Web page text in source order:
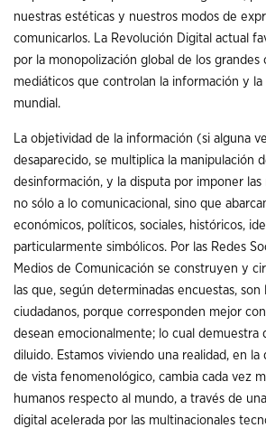
nuestras estéticas y nuestros modos de
comunicarlos. La Revolución Digital actual
por la monopolización global de los grandes
mediáticos que controlan la información y la
mundial.
La objetividad de la información (si alguna
desaparecido, se multiplica la manipulación
desinformación, y la disputa por imponer las
no sólo a lo comunicacional, sino que
económicos, políticos, sociales, históricos,
particularmente simbólicos. Por las Redes
Medios de Comunicación se construyen y
las que, según determinadas encuestas,
ciudadanos, porque corresponden mejor
desean emocionalmente; lo cual demuestra
diluido. Estamos viviendo una realidad, en
de vista fenomenológico, cambia cada vez
humanos respecto al mundo, a través de
digital acelerada por las multinacionales